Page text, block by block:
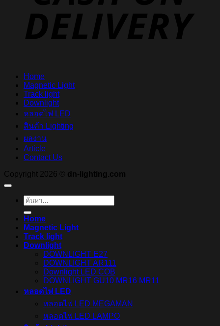
Home
Magnetic Light
Track light
Downlight
หลอดไฟ LED
สินค้า Lighting
ผลงาน
Article
Contact Us
Copyright 2026 © dn-lighting.com
ค้นหา:
Home
Magnetic Light
Track light
Downlight
DOWNLIGHT E27
DOWNLIGHT AR111
Downlight LED COB
DOWNLIGHT GU10 MR16 MR11
หลอดไฟ LED
หลอดไฟ LED MEGAMAN
หลอดไฟ LED LAMPO